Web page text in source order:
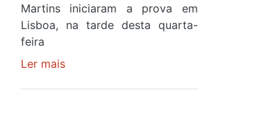
Martins iniciaram a prova em
Lisboa, na tarde desta quarta-
feira
Ler maissobre